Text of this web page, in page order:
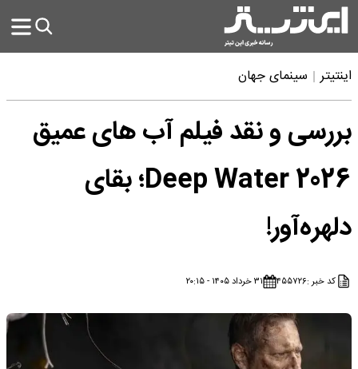
اینتیتر سینمای جهان
بررسی و نقد فیلم آب های عمیق
Deep Water 2026؛ بقای
دلهره‌آور!
کد خبر :۴۵۵۷۲۶ ۳۱ خرداد ۱۴۰۵ - ۲۰:۱۵